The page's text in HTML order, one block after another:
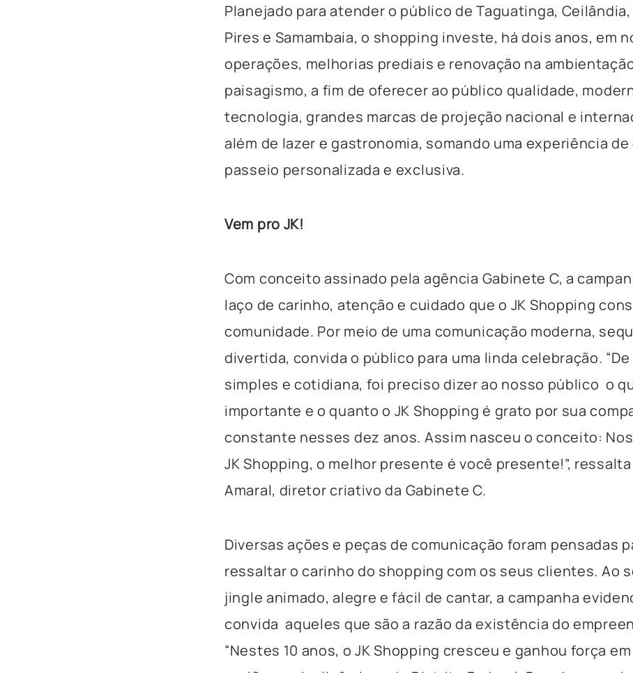
Planejado para atender o público de Taguatinga,
Pires e Samambaia, o shopping investe, há dois anos, em
operações, melhorias prediais e renovação na
paisagismo, a fim de oferecer ao público qualidade,
tecnologia, grandes marcas de projeção nacional e
além de lazer e gastronomia, somando uma experiência de
passeio personalizada e exclusiva.
Vem pro JK!
Com conceito assinado pela agência Gabinete C, a
laço de carinho, atenção e cuidado que o JK Shopping
comunidade. Por meio de uma comunicação moderna,
divertida, convida o público para uma linda celebração. “De
simples e cotidiana, foi preciso dizer ao nosso público o
importante e o quanto o JK Shopping é grato por sua
constante nesses dez anos. Assim nasceu o conceito:
JK Shopping, o melhor presente é você presente!”,
Amaral, diretor criativo da Gabinete C.
Diversas ações e peças de comunicação foram pensadas
ressaltar o carinho do shopping com os seus clientes. Ao
jingle animado, alegre e fácil de cantar, a campanha
convida aqueles que são a razão da existência do
“Nestes 10 anos, o JK Shopping cresceu e ganhou força